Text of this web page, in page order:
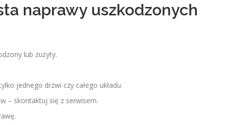
naprawy uszkodzonych
lub zużyty.
jednego drzwi czy całego układu.
– skontaktuj się z serwisem.